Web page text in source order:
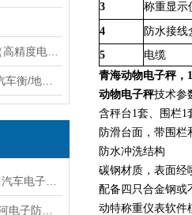
3 称重显示
4
防水接线
5
电缆
青海动物电子秤，
动物电子秤技术参
含秤台1套、围栏1
防滑台面，带围栏
防水冲洗结构
碳钢材质，表面经
配备四只合金钢或
动特称重仪表软件